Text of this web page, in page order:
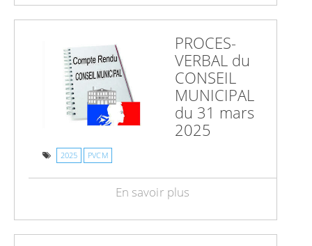
PROCES-
VERBAL du
CONSEIL
MUNICIPAL
du 31 mars
2025
2025 PVCM
En savoir plus